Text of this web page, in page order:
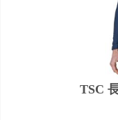
TSC